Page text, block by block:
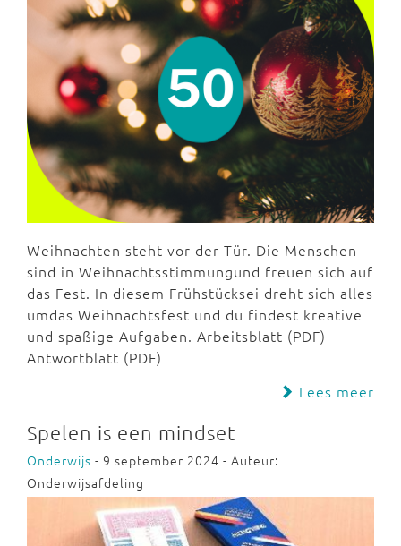
Weihnachten steht vor der Tür. Die Menschen
sind in Weihnachtsstimmungund freuen sich auf
das Fest. In diesem Frühstücksei dreht sich alles
umdas Weihnachtsfest und du findest kreative
und spaßige Aufgaben. Arbeitsblatt (PDF)
Antwortblatt (PDF)
Lees meer
Spelen is een mindset
Onderwijs - 9 september 2024 - Auteur:
Onderwijsafdeling